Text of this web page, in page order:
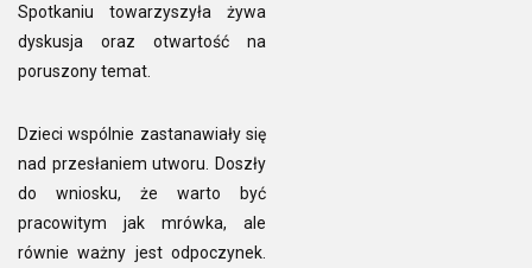
Spotkaniu towarzyszyła żywa
dyskusja oraz otwartość na
poruszony temat.
Dzieci wspólnie zastanawiały się
nad przesłaniem utworu. Doszły
do wniosku, że warto być
pracowitym jak mrówka, ale
równie ważny jest odpoczynek.